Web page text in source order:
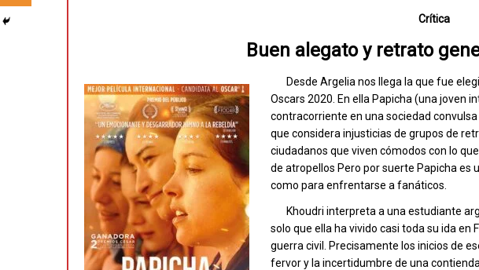
Crítica
Buen alegato y retrato
Desde Argelia nos llega la que fue
Oscars 2020. En ella Papicha (una joven
contracorriente en una sociedad
que considera injusticias de grupos de
ciudadanos que viven cómodos con lo
de atropellos Pero por suerte Papicha es
como para enfrentarse a fanáticos.
Khoudri interpreta a una estudiante
solo que ella ha vivido casi toda su ida
guerra civil. Precisamente los inicios de
fervor y la incertidumbre de una